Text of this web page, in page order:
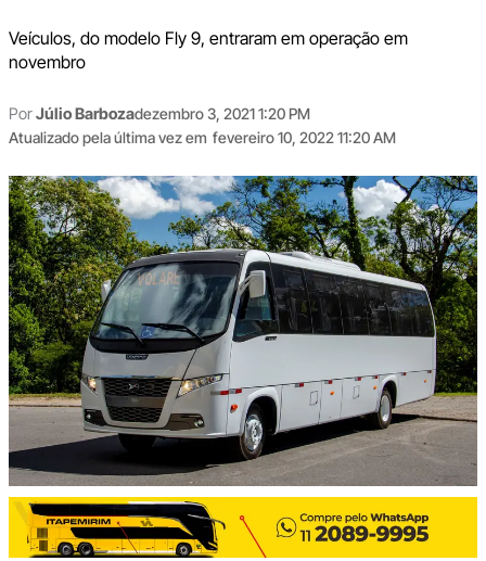
Veículos, do modelo Fly 9, entraram em operação em
novembro
PorJúlio Barbozadezembro 3, 2021 1:20 PM
Atualizado pela última vez em fevereiro 10, 2022 11:20 AM